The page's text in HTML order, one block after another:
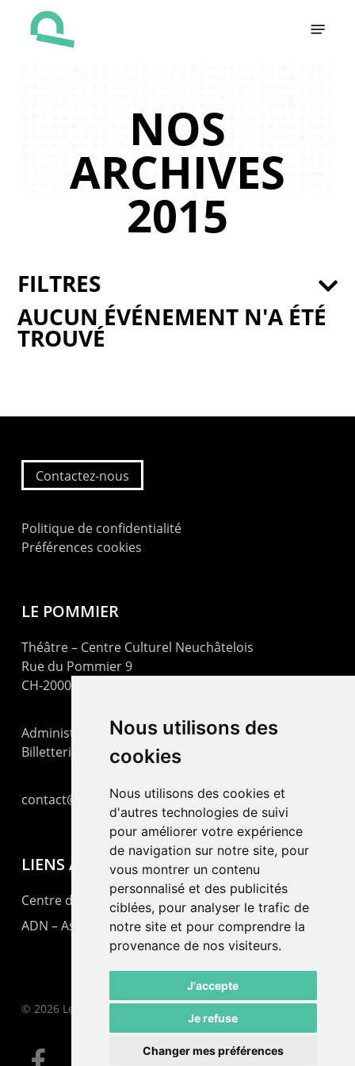
Nous utilisons des
cookies
Nous utilisons des cookies et
d'autres technologies de suivi
pour améliorer votre expérience
de navigation sur notre site, pour
vous montrer un contenu
personnalisé et des publicités
ciblées, pour analyser le trafic de
notre site et pour comprendre la
provenance de nos visiteurs.
J'accepte
Je refuse
Changer mes préférences
NOS
ARCHIVES
2015
AUCUN ÉVÉNEMENT N'A ÉTÉ
TROUVÉ
FILTRES
Contactez-nous
Politique de confidentialité
Préférences cookies
LE POMMIER
Théâtre – Centre Culturel Neuchâtelois
Rue du Pommier 9
CH-2000 Neuchâtel
Administration : +41 32 725 03 03
Billetterie : +41 32 725 05 05
contact@lepommier.ch
LIENS AMIS
Centre de culture ABC
ADN – Association Danse Neuchâtel
© 2026 Le Pommier.
facebook email